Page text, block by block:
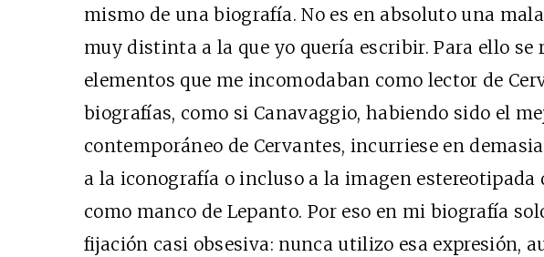
mismo de una biografía. No es en absoluto una
muy distinta a la que yo quería escribir. Para ello se
elementos que me incomodaban como lector de
biografías, como si Canavaggio, habiendo sido el
contemporáneo de Cervantes, incurriese en
a la iconografía o incluso a la imagen estereotipada
como manco de Lepanto. Por eso en mi biografía
fijación casi obsesiva: nunca utilizo esa expresión,
SUSCRÍBETE